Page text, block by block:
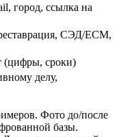
город, ссылка на
СЭД/ECM,
(цифры, сроки)
делу,
Фото до/после
базы.